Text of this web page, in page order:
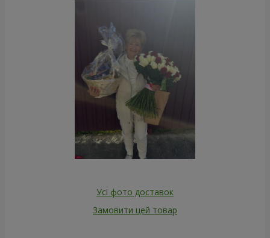
Усі фото доставок
Замовити цей товар